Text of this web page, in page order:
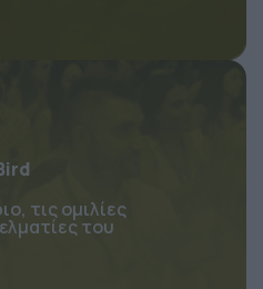
τις ομιλίες
του